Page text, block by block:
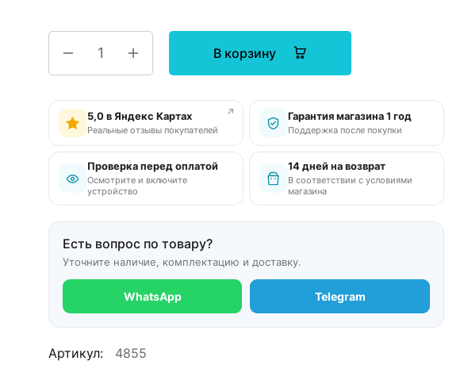
В корзину
5,0 в Яндекс Картах
Реальные отзывы покупателей
↗ Гарантия магазина 1 год
Поддержка после покупки
Проверка перед оплатой
Осмотрите и включите
устройство
14 дней на возврат
В соответствии с условиями
магазина
Есть вопрос по товару?
Уточните наличие, комплектацию и доставку.
WhatsApp Telegram
Артикул: 4855